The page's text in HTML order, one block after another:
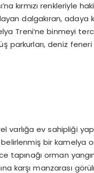
kırmızı renkleriyle
dalgakıran, adaya
Treni’ne binmeyi
parkurları, deniz
varlığa ev sahipliği
bir kamelya
tapınağı orman
karşı manzarası